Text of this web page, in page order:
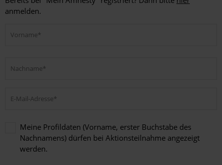
anmelden.
Meine Profildaten (Vorname, erster Buchstabe des
Nachnamens) dürfen bei Aktionsteilnahme angezeigt
werden.